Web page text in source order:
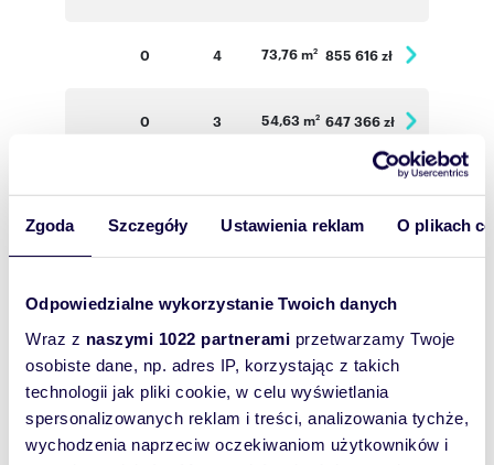
Zgoda Szczegóły Ustawienia reklam O plikach
Odpowiedzialne wykorzystanie Twoich danych
Wraz z naszymi 1022 partnerami przetwarzamy Twoje
osobiste dane, np. adres IP, korzystając z takich
technologii jak pliki cookie, w celu wyświetlania
spersonalizowanych reklam i treści, analizowania tychże,
wychodzenia naprzeciw oczekiwaniom użytkowników i
0 4 73,76 m2 855 616 zł
0 3 54,63 m2 647 366 zł
1 4 867 300 zł
3 653 351 zł
2 4 73,78 m 885 360 zł
2 4 73,50 m 882 000 zł